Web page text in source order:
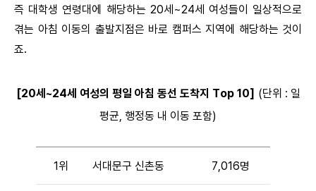
즉 대학생 연령대에 해당하는 20세~24세 여성들이 일상적으로
겪는 아침 이동의 출발지점은 바로 캠퍼스 지역에 해당하는 것이
죠.
[20세~24세 여성의 평일 아침 동선 도착지 Top 10] (단위 : 일
평균, 행정동 내 이동 포함)
1위 서대문구 신촌동 7,016명